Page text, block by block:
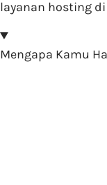
layanan hosting
Mengapa Kamu